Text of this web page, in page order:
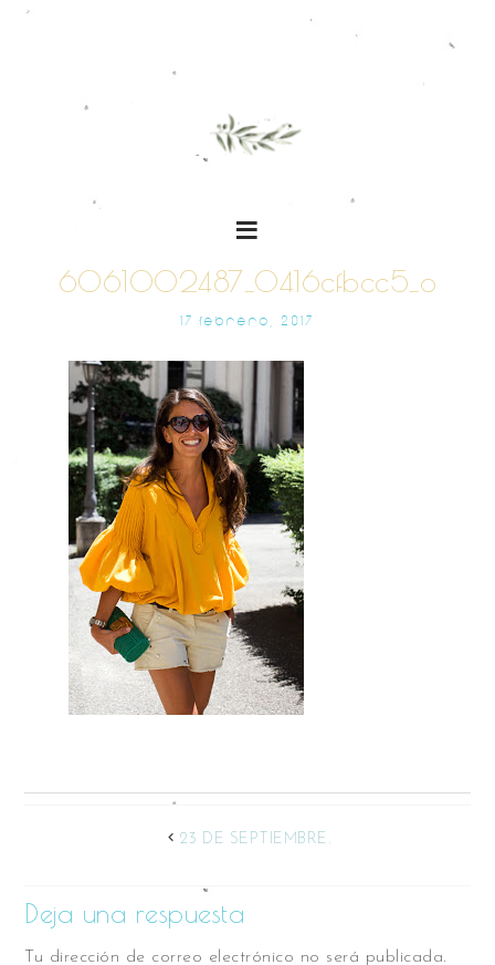
6061002487_0416cfbcc5_o
17 FEBRERO, 2017
23 DE SEPTIEMBRE.
Deja una respuesta
Tu dirección de correo electrónico no será publicada.